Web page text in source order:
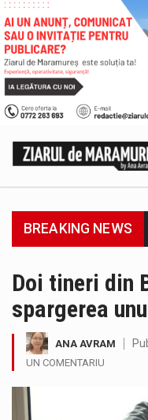
BREAKING NEWS
Doi tineri din
spargerea
ANA AVRAM
UN COMENTARIU